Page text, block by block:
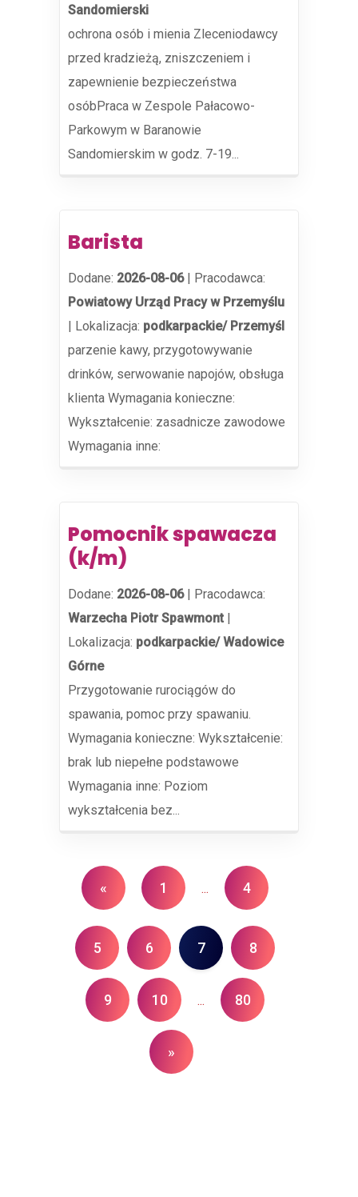
Sandomierski
ochrona osób i mienia Zleceniodawcy
przed kradzieżą, zniszczeniem i
zapewnienie bezpieczeństwa
osóbPraca w Zespole Pałacowo-
Parkowym w Baranowie
Sandomierskim w godz. 7-19...
Barista
Dodane: 2026-08-06| Pracodawca:
Powiatowy Urząd Pracy w Przemyślu
| Lokalizacja: podkarpackie/ Przemyśl
parzenie kawy, przygotowywanie
drinków, serwowanie napojów, obsługa
klienta Wymagania konieczne:
Wykształcenie: zasadnicze zawodowe
Wymagania inne:
Pomocnik spawacza
(k/m)
Dodane: 2026-08-06| Pracodawca:
Warzecha Piotr Spawmont |
Lokalizacja: podkarpackie/ Wadowice
Górne
Przygotowanie rurociągów do
spawania, pomoc przy spawaniu.
Wymagania konieczne: Wykształcenie:
brak lub niepełne podstawowe
Wymagania inne: Poziom
wykształcenia bez...
« 1 ... 4
5 6 7 8
9 10 ... 80
»